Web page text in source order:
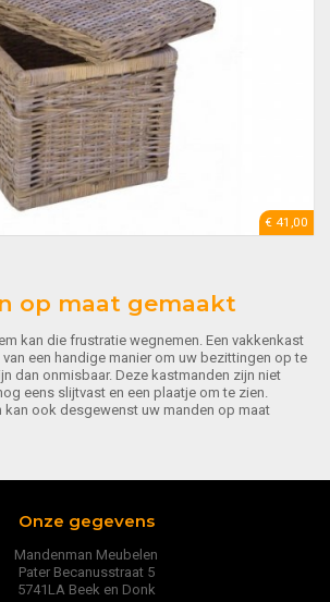
€ 41,00
op maat gemaakt
kan die frustratie wegnemen. Een vakkenkast
een handige manier om uw bezittingen op te
dan onmisbaar. Deze kastmanden zijn niet
eens slijtvast en een plaatje om te zien.
kan ook desgewenst uw manden op maat
Onze gegevens
Mandenman Meubelen
Pater Becanusstraat 5
5741LA Beek en Donk